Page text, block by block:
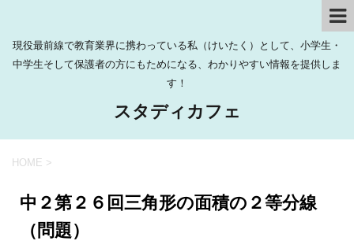
現役最前線で教育業界に携わっている私（けいたく）として、小学生・
中学生そして保護者の方にもためになる、わかりやすい情報を提供しま
す！
スタディカフェ
HOME >
中２第２６回三角形の面積の２等分線
（問題）